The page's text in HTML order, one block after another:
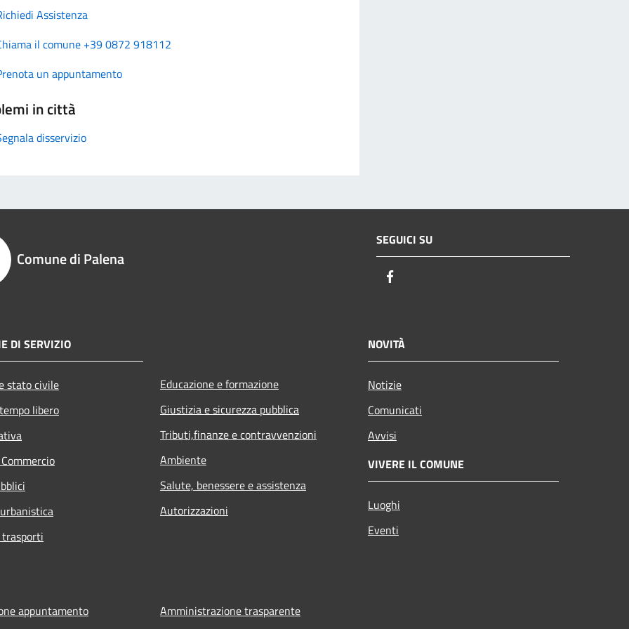
Assistenza
il comune +39 0872 918112
un appuntamento
in città
disservizio
Comune di Palena
SEGUICI SU
DI SERVIZIO
stato civile
libero
Educazione e formazione
Giustizia e sicurezza pubblica
Tributi,finanze e contravvenzioni
Ambiente
Salute, benessere e assistenza
Autorizzazioni
NOVITÀ
Notizie
Comunicati
Avvisi
VIVERE IL COMUNE
Luoghi
Eventi
appuntamento
Amministrazione trasparente